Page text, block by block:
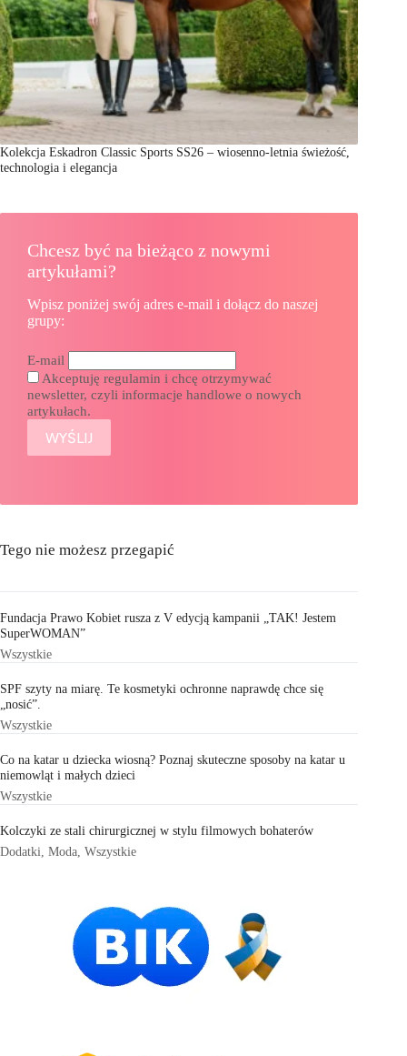
Kolekcja Eskadron Classic Sports SS26 – wiosenno-letnia świeżość,
technologia i elegancja
Chcesz być na bieżąco z nowymi
artykułami?
Wpisz poniżej swój adres e-mail i dołącz do naszej
grupy:
E-mail
Akceptuję regulamin i chcę otrzymywać
newsletter, czyli informacje handlowe o nowych
artykułach.
Tego nie możesz przegapić
Fundacja Prawo Kobiet rusza z V edycją kampanii „TAK! Jestem
SuperWOMAN”
Wszystkie
SPF szyty na miarę. Te kosmetyki ochronne naprawdę chce się
„nosić”.
Wszystkie
Co na katar u dziecka wiosną? Poznaj skuteczne sposoby na katar u
niemowląt i małych dzieci
Wszystkie
Kolczyki ze stali chirurgicznej w stylu filmowych bohaterów
Dodatki Moda Wszystkie